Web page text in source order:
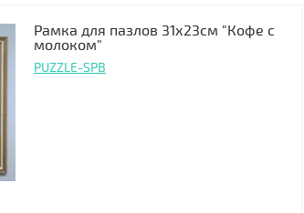
Рамка для пазлов 31х23см "Кофе с
молоком"
PUZZLE-SPB